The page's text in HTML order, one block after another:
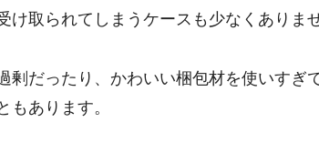
取られてしまうケースも少なくありませ
剰だったり、かわいい梱包材を使いすぎ
もあります。